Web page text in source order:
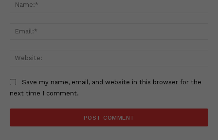
Save my name, email, and website in this browser for the
next time I comment.